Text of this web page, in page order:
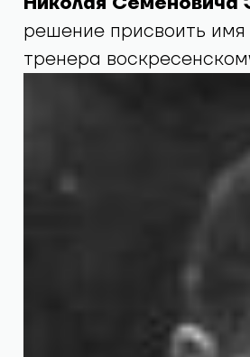
решение присвоить
тренера